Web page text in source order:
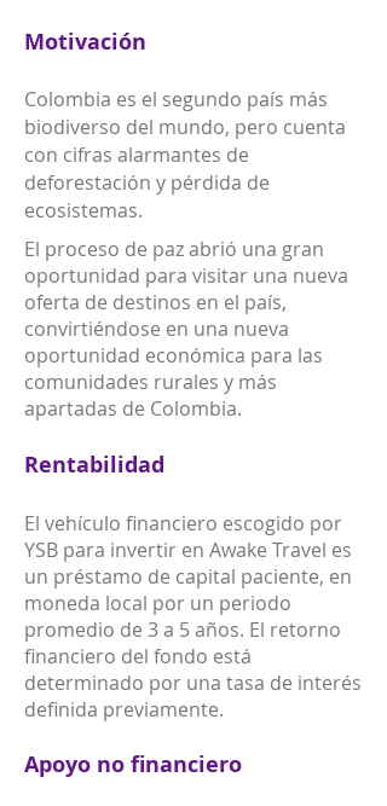
Motivación
Colombia es el segundo país más
biodiverso del mundo, pero cuenta
con cifras alarmantes de
deforestación y pérdida de
ecosistemas.
El proceso de paz abrió una gran
oportunidad para visitar una nueva
oferta de destinos en el país,
convirtiéndose en una nueva
oportunidad económica para las
comunidades rurales y más
apartadas de Colombia.
Rentabilidad
El vehículo financiero escogido por
YSB para invertir en Awake Travel es
un préstamo de capital paciente, en
moneda local por un periodo
promedio de 3 a 5 años. El retorno
financiero del fondo está
determinado por una tasa de interés
definida previamente.
Apoyo no financiero